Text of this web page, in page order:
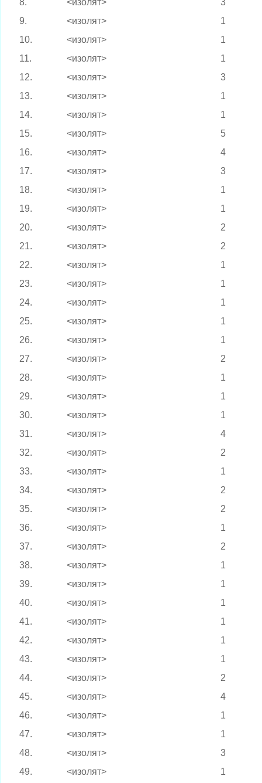
9.
<изолят>
1
10.
<изолят>
1
11.
<изолят>
1
12.
<изолят>
3
13.
<изолят>
1
14.
<изолят>
1
15.
<изолят>
5
16.
<изолят>
4
17.
<изолят>
3
18.
<изолят>
1
19.
<изолят>
1
20.
<изолят>
2
21.
<изолят>
2
22.
<изолят>
1
23.
<изолят>
1
24.
<изолят>
1
25.
<изолят>
1
26.
<изолят>
1
27.
<изолят>
2
28.
<изолят>
1
29.
<изолят>
1
30.
<изолят>
1
31.
<изолят>
4
32.
<изолят>
2
33.
<изолят>
1
34.
<изолят>
2
35.
<изолят>
2
36.
<изолят>
1
37.
<изолят>
2
38.
<изолят>
1
39.
<изолят>
1
40.
<изолят>
1
41.
<изолят>
1
42.
<изолят>
1
43.
<изолят>
1
44.
<изолят>
2
45.
<изолят>
4
46.
<изолят>
1
47.
<изолят>
1
48.
<изолят>
3
49.
<изолят>
1